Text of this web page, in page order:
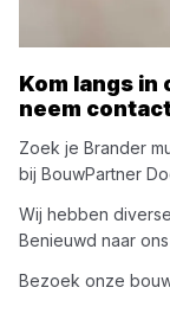
Kom langs in
neem
Zoek je Brander
bij BouwPartner
Wij hebben
Benieuwd naar
Bezoek onze